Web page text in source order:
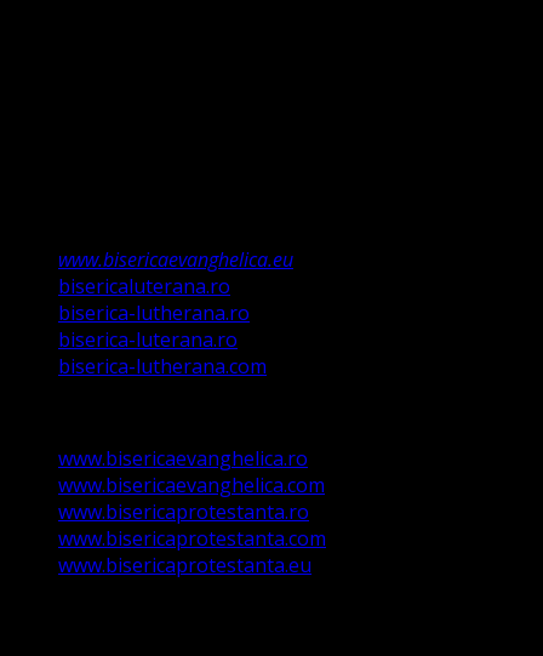
www.bisericaevanghelica.eu
bisericaluterana.ro
biserica-lutherana.ro
biserica-luterana.ro
biserica-lutherana.com
www.bisericaevanghelica.ro
www.bisericaevanghelica.com
www.bisericaprotestanta.ro
www.bisericaprotestanta.com
www.bisericaprotestanta.eu